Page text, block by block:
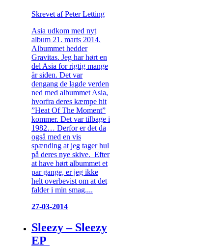
Skrevet af Peter Letting
Asia udkom med nyt
album 21. marts 2014.
Albummet hedder
Gravitas. Jeg har hørt en
del Asia for rigtig mange
år siden. Det var
dengang de lagde verden
ned med albummet Asia,
hvorfra deres kæmpe hit
”Heat Of The Moment”
kommer. Det var tilbage i
1982… Derfor er det da
også med en vis
spænding at jeg tager hul
på deres nye skive. Efter
at have hørt albummet et
par gange, er jeg ikke
helt overbevist om at det
falder i min smag....
27-03-2014
Sleezy – Sleezy
EP